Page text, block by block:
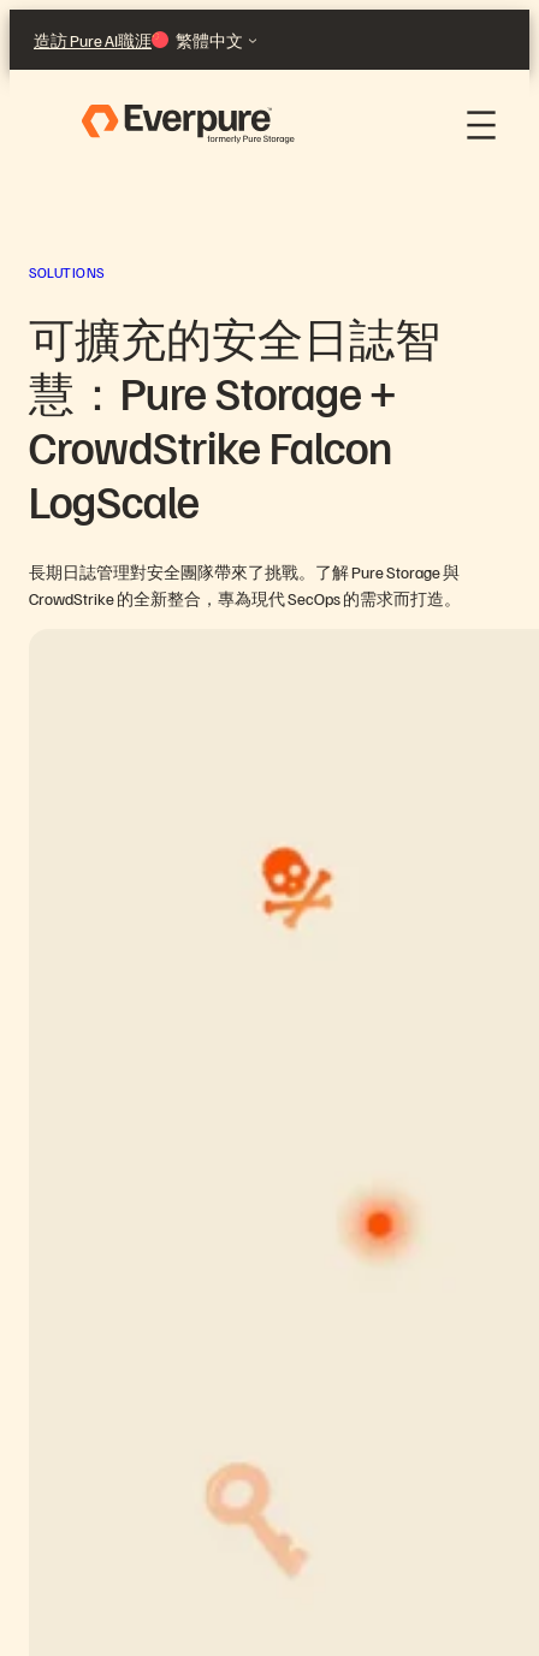
主
造訪 Pure AI職涯 繁體中文
SOLUTIONS
可擴充的安全日誌智
慧：Pure Storage +
CrowdStrike Falcon
LogScale
長期日誌管理對安全團隊帶來了挑戰。了解 Pure Storage 與
CrowdStrike 的全新整合，專為現代 SecOps 的需求而打造。